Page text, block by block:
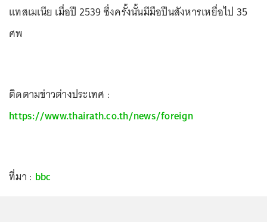
แทสเมเนีย เมื่อปี 2539 ซึ่งครั้งนั้นมีมือปืนสังหารเหยื่อไป 35
ศพ
ติดตามข่าวต่างประเทศ :
https://www.thairath.co.th/news/foreign
ที่มา : bbc